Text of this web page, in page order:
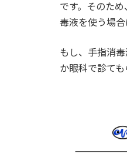
です。そのた
毒液を使う場合
もし、手指消
か眼科で診ても